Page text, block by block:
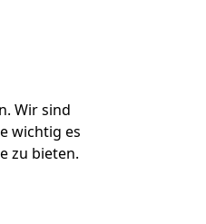
Wir sind
wichtig es
zu bieten.